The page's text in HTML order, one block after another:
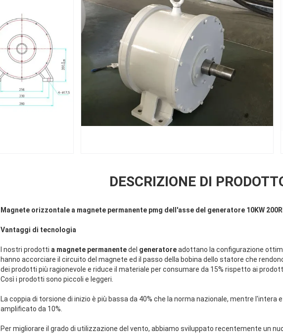
DESCRIZIONE DI
Magnete orizzontale a magnete permanente pmg dell'asse del generatore 10KW
Vantaggi di tecnologia
I nostri prodotti a magnete permanentedel generatoreadottano la configurazione
hanno accorciare il circuito del magnete ed il passo della bobina dello statore che
dei prodotti più ragionevole e riduce il materiale per consumare da 15% rispetto ai
Così i prodotti sono piccoli e leggeri.
La coppia di torsione di inizio è più bassa da 40% che la norma nazionale, mentre l'intera
amplificato da 10%.
Per migliorare il grado di utilizzazione del vento, abbiamo sviluppato recentemente un